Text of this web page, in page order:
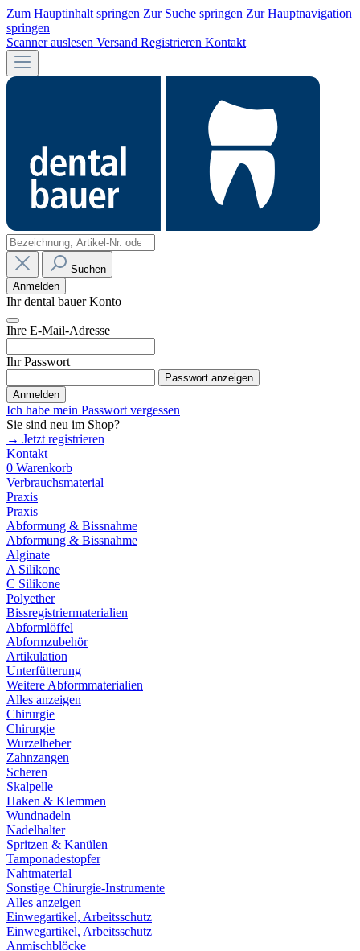
Zum Hauptinhalt springen Zur Suche springen Zur Hauptnavigation
springen
Scanner auslesen Versand Registrieren Kontakt
Suchen
Anmelden
Ihr dental bauer Konto
Ihre E-Mail-Adresse
Ihr Passwort
Passwort anzeigen
Anmelden
Ich habe mein Passwort vergessen
Sie sind neu im Shop?
→ Jetzt registrieren
Kontakt
0 Warenkorb
Verbrauchsmaterial
Praxis
Praxis
Abformung & Bissnahme
Abformung & Bissnahme
Alginate
A Silikone
C Silikone
Polyether
Bissregistriermaterialien
Abformlöffel
Abformzubehör
Artikulation
Unterfütterung
Weitere Abformmaterialien
Alles anzeigen
Chirurgie
Chirurgie
Wurzelheber
Zahnzangen
Scheren
Skalpelle
Haken & Klemmen
Wundnadeln
Nadelhalter
Spritzen & Kanülen
Tamponadestopfer
Nahtmaterial
Sonstige Chirurgie-Instrumente
Alles anzeigen
Einwegartikel, Arbeitsschutz
Einwegartikel, Arbeitsschutz
Anmischblöcke